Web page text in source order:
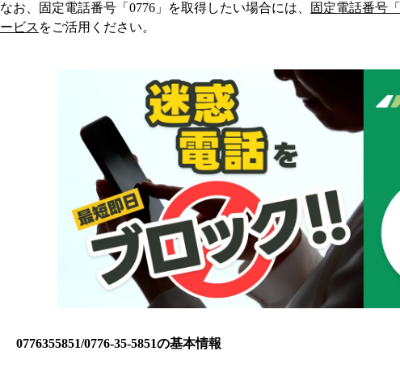
なお、固定電話番号「 0776 」を取得したい場合には、 固定電話番号「
ービス をご活用ください。
0776355851/0776-35-5851の基本情報